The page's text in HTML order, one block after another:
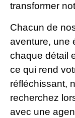
transformer
Chacun de
aventure, une
chaque détail
ce qui rend
réfléchissant,
recherchez
avec une